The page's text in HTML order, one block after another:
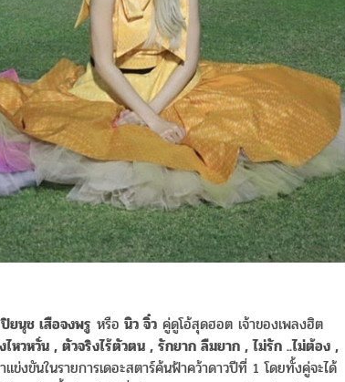
ยนุช เสือจงพรู หรือ นิว จิ๋ว คู่ดูโอ้สุดฮอต เจ้าของเพลงฮิต
หวหวั่น , ตัวจริงไร้ตัวตน , รักยาก ลืมยาก , ไม่รัก ..ไม่ต้อง ,
ข่งขันในรายการเดอะสตาร์ค้นฟ้าคว้าดาวปีที่ 1 โดยทั้งคู่จะได้